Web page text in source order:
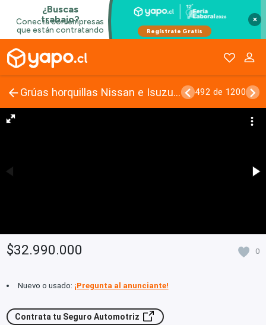
×
Grúas horquillas Nissan e Isuzu 2024 492 de 1200
$32.990.000 0
Nuevo o usado: ¡Pregunta al anunciante!
Contrata tu Seguro Automotriz